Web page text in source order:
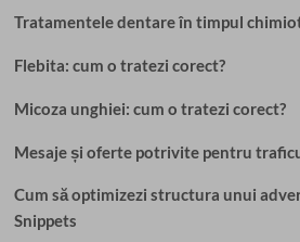
Tratamentele dentare în timpul
Flebita: cum o tratezi corect?
Micoza unghiei: cum o tratezi corect?
Mesaje și oferte potrivite pentru
Cum să optimizezi structura unui
Snippets